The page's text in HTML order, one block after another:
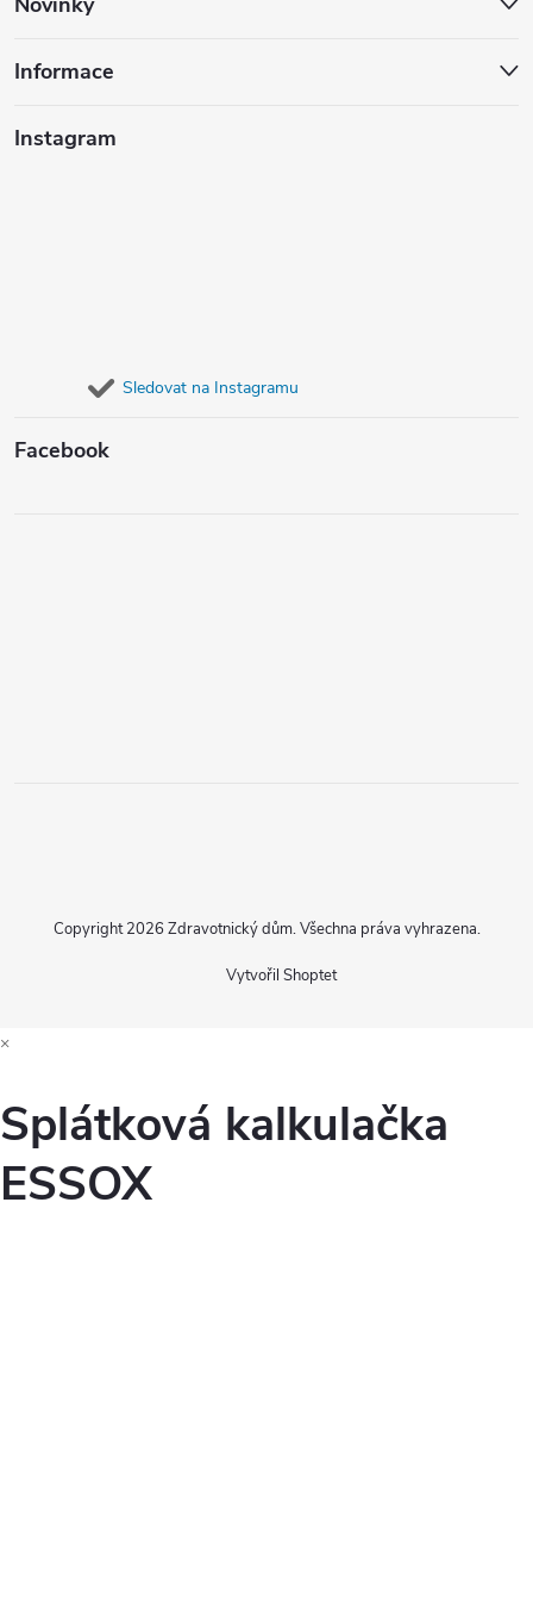
Informace
Instagram
Sledovat na Instagramu
Facebook
Vytvořil Shoptet
Copyright 2026 Zdravotnický dům. Všechna práva vyhrazena.
×
Splátková kalkulačka
ESSOX